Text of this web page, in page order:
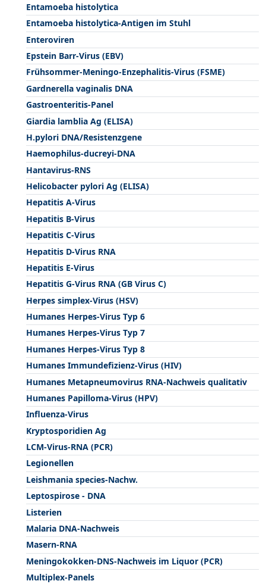
Entamoeba histolytica
Entamoeba histolytica-Antigen im Stuhl
Enteroviren
Epstein Barr-Virus (EBV)
Frühsommer-Meningo-Enzephalitis-Virus (FSME)
Gardnerella vaginalis DNA
Gastroenteritis-Panel
Giardia lamblia Ag (ELISA)
H.pylori DNA/Resistenzgene
Haemophilus-ducreyi-DNA
Hantavirus-RNS
Helicobacter pylori Ag (ELISA)
Hepatitis A-Virus
Hepatitis B-Virus
Hepatitis C-Virus
Hepatitis D-Virus RNA
Hepatitis E-Virus
Hepatitis G-Virus RNA (GB Virus C)
Herpes simplex-Virus (HSV)
Humanes Herpes-Virus Typ 6
Humanes Herpes-Virus Typ 7
Humanes Herpes-Virus Typ 8
Humanes Immundefizienz-Virus (HIV)
Humanes Metapneumovirus RNA-Nachweis qualitativ
Humanes Papilloma-Virus (HPV)
Influenza-Virus
Kryptosporidien Ag
LCM-Virus-RNA (PCR)
Legionellen
Leishmania species-Nachw.
Leptospirose - DNA
Listerien
Malaria DNA-Nachweis
Masern-RNA
Meningokokken-DNS-Nachweis im Liquor (PCR)
Multiplex-Panels